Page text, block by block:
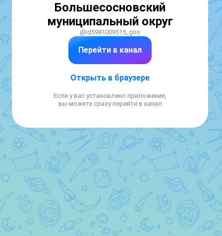
Большесосновский
муниципальный округ
@id5981009515_gos
Перейти в канал
Открыть в браузере
Если у вас установлено приложение,
вы можете сразу перейти в канал